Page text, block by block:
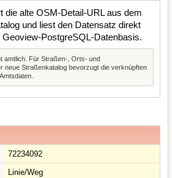
die alte OSM-Detail-URL aus dem
und liest den Datensatz direkt
PostgreSQL-Datenbasis.
amtlich. Für Straßen-, Orts- und
neue Straßenkatalog bevorzugt die verknüpften
72234092
Linie/Weg